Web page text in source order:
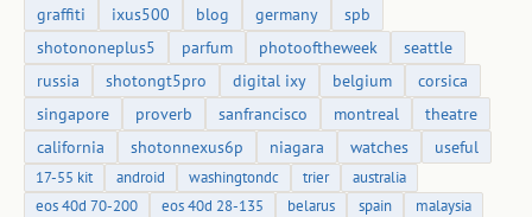
graffiti
ixus500 blog germany
spb
shotononeplus5
parfum photooftheweek
seattle
russia
shotongt5pro digital ixy belgium
corsica
singapore
proverb sanfrancisco montreal
theatre
california
shotonnexus6p niagara watches useful
17-55 kit android washingtondc trier
australia
eos 40d 70-200
eos 40d 28-135 belarus spain
malaysia